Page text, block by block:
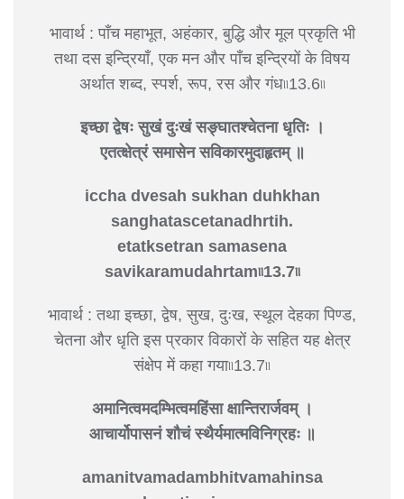
भावार्थ : पाँच महाभूत, अहंकार, बुद्धि और मूल प्रकृति भी
तथा दस इन्द्रियाँ, एक मन और पाँच इन्द्रियों के विषय
अर्थात शब्द, स्पर्श, रूप, रस और गंध৷৷13.6৷৷
इच्छा द्वेषः सुखं दुःखं सङ्‍घातश्चेतना धृतिः ।
एतत्क्षेत्रं समासेन सविकारमुदाहृतम् ॥
iccha dvesah sukhan duhkhan
sanghatascetanadhrtih.
etatksetran samasena
savikaramudahrtam৷৷13.7৷৷
भावार्थ : तथा इच्छा, द्वेष, सुख, दुःख, स्थूल देहका पिण्ड,
चेतना और धृति इस प्रकार विकारों के सहित यह क्षेत्र
संक्षेप में कहा गया৷৷13.7৷৷
अमानित्वमदम्भित्वमहिंसा क्षान्तिरार्जवम् ।
आचार्योपासनं शौचं स्थैर्यमात्मविनिग्रहः ॥
amanitvamadambhitvamahinsa